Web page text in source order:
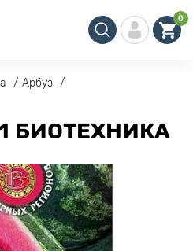
0
Арбуз
БИОТЕХНИКА